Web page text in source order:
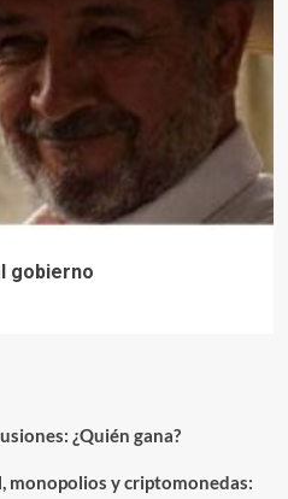
gobierno
¿Quién gana?
monopolios y criptomonedas: